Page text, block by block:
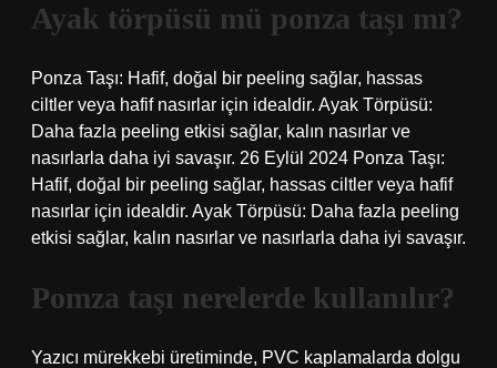
Ayak törpüsü mü ponza taşı mı?
Ponza Taşı: Hafif, doğal bir peeling sağlar, hassas
ciltler veya hafif nasırlar için idealdir. Ayak Törpüsü:
Daha fazla peeling etkisi sağlar, kalın nasırlar ve
nasırlarla daha iyi savaşır. 26 Eylül 2024 Ponza Taşı:
Hafif, doğal bir peeling sağlar, hassas ciltler veya hafif
nasırlar için idealdir. Ayak Törpüsü: Daha fazla peeling
etkisi sağlar, kalın nasırlar ve nasırlarla daha iyi savaşır.
Pomza taşı nerelerde kullanılır?
Yazıcı mürekkebi üretiminde, PVC kaplamalarda dolgu